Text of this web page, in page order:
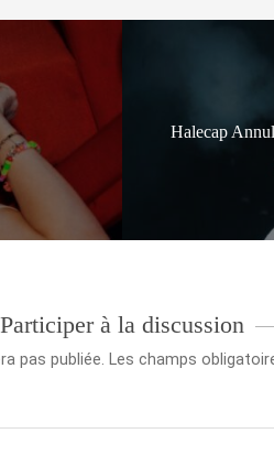
Halecap
Participer à la discussion
pas publiée. Les champs